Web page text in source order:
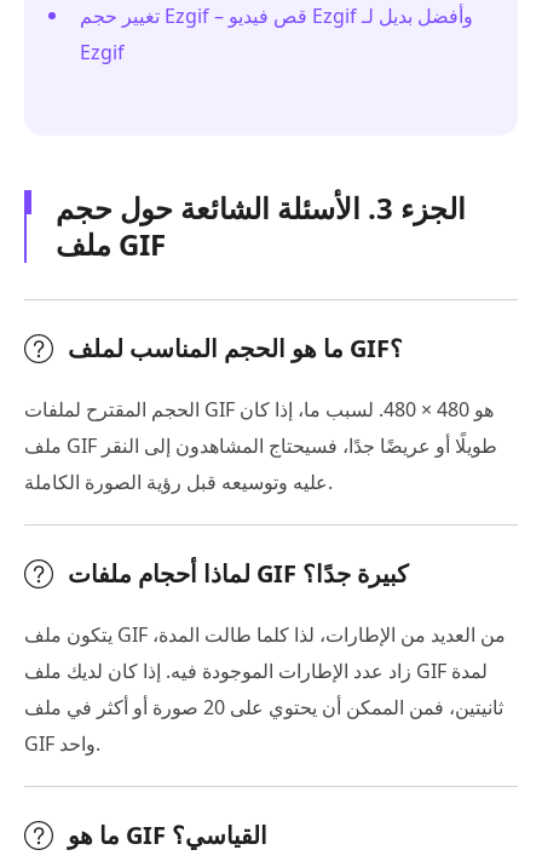
تغيير حجم Ezgif – قص فيديو Ezgif وأفضل بديل لـ
Ezgif
الجزء 3. الأسئلة الشائعة حول حجم
ملف GIF
ما هو الحجم المناسب لملف GIF؟
الحجم المقترح لملفات GIF هو 480 × 480. لسبب ما، إذا كان
ملف GIF طويلًا أو عريضًا جدًا، فسيحتاج المشاهدون إلى النقر
عليه وتوسيعه قبل رؤية الصورة الكاملة.
لماذا أحجام ملفات GIF كبيرة جدًا؟
يتكون ملف GIF من العديد من الإطارات، لذا كلما طالت المدة،
زاد عدد الإطارات الموجودة فيه. إذا كان لديك ملف GIF لمدة
ثانيتين، فمن الممكن أن يحتوي على 20 صورة أو أكثر في ملف
GIF واحد.
ما هو GIF القياسي؟